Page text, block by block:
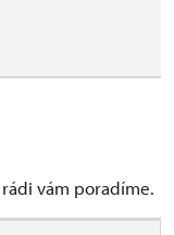
vám poradíme.